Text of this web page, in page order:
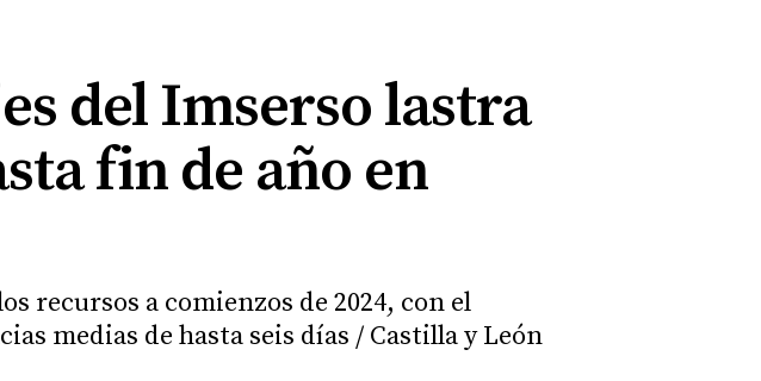
del Imserso lastra
fin de año en
recursos a comienzos de 2024, con el
medias de hasta seis días / Castilla y León